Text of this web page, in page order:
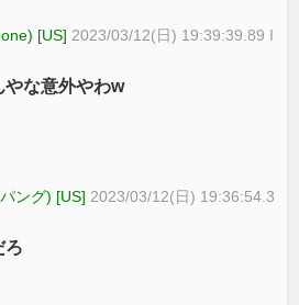
[US] 2023/03/12(日) 19:39:39.89 I
やな意外やわw
ング) [US] 2023/03/12(日) 19:36:54.3
ろ